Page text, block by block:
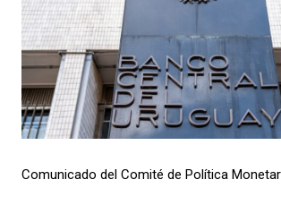
Comunicado del Comité de Política